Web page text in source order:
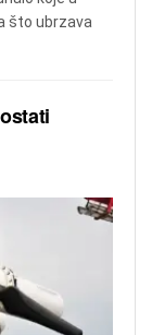
što ubrzava